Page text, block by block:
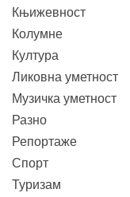
Књижевност
Колумне
Култура
Ликовна уметност
Музичка уметност
Разно
Репортаже
Спорт
Туризам